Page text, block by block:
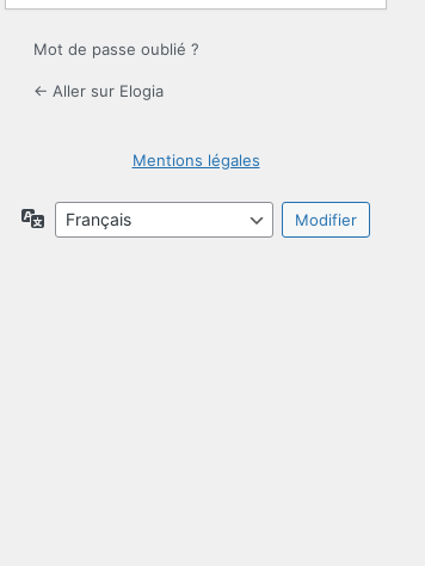
Mot de passe oublié ?
← Aller sur Elogia
Mentions légales
Langue